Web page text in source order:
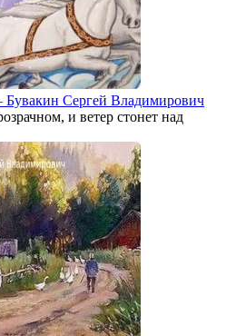
Сергей Владимирович
и ветер стонет над